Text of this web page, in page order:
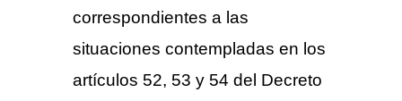
correspondientes a las
situaciones contempladas en los
artículos 52, 53 y 54 del Decreto